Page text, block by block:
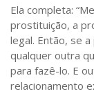
Ela completa:
prostituição, a
legal. Então, se
qualquer outra
para fazê-lo. E
relacionamento